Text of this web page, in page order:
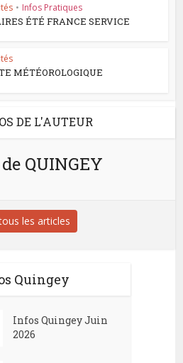
• Infos Pratiques
ÉTÉ FRANCE SERVICE
MÉTÉOROLOGIQUE
DE L'AUTEUR
QUINGEY
les articles
Quingey
Infos Quingey Juin
2026